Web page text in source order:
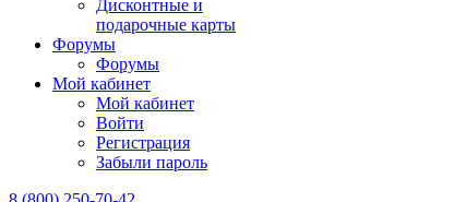
Дисконтные и
подарочные карты
Форумы
Форумы
Мой кабинет
Мой кабинет
Войти
Регистрация
Забыли пароль